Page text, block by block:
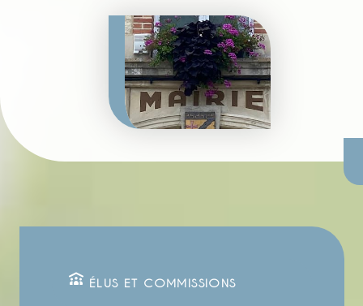
ÉLUS ET COMMISSIONS